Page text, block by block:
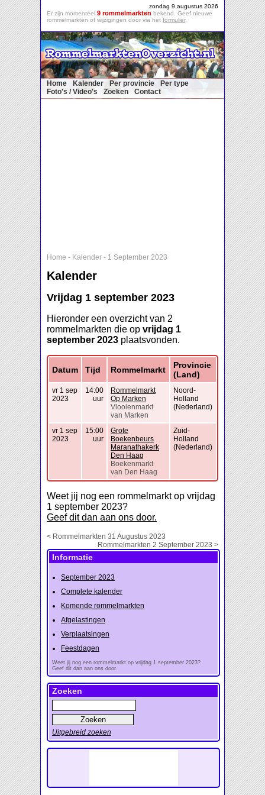
zondag 9 augustus 2026
Er zijn momenteel 9 rommelmarkten bekend. Geef nieuwe
rommelmarkten of wijzigingen door via het formulier.
Home Kalender Per provincie
Per type
Foto's / Video's
Zoeken Contact
Home - Kalender - 1 September 2023
Kalender
Vrijdag 1 september 2023
Hieronder een overzicht van 2
rommelmarkten die op vrijdag 1
september 2023 plaatsvonden.
Datum Tijd Rommelmarkt
Provincie
(Land)
vr 1 sep
2023
14:00
uur
Rommelmarkt
Op Marken
Vlooienmarkt
van Marken
Noord-
Holland
(Nederland)
vr 1 sep
2023
15:00
uur
Grote
Boekenbeurs
Maranathakerk
Den Haag
Boekenmarkt
van Den Haag
Zuid-
Holland
(Nederland)
Weet jij nog een rommelmarkt op vrijdag
1 september 2023?
Geef dit dan aan ons door.
< Rommelmarkten 31 Augustus 2023
Rommelmarkten 2 September 2023 >
Informatie
September 2023
Complete kalender
Komende rommelmarkten
Afgelastingen
Verplaatsingen
Feestdagen
Weet jij nog een rommelmarkt op vrijdag 1 september 2023?
Geef dit dan aan ons door.
Zoeken
Uitgebreid zoeken